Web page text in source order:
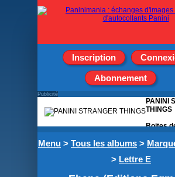
Inscription
Abonnement
Menu > Tous les albums >
> Lettre E
Publicité
PANINI
THINGS
Boites
stickers